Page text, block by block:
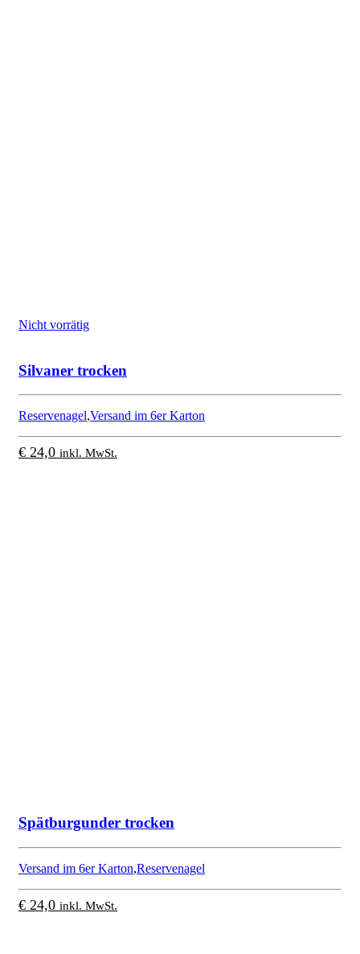
Nicht vorrätig
Silvaner trocken
Reservenagel,Versand im 6er Karton
€ 24,0 inkl. MwSt.
Spätburgunder trocken
Versand im 6er Karton,Reservenagel
€ 24,0 inkl. MwSt.